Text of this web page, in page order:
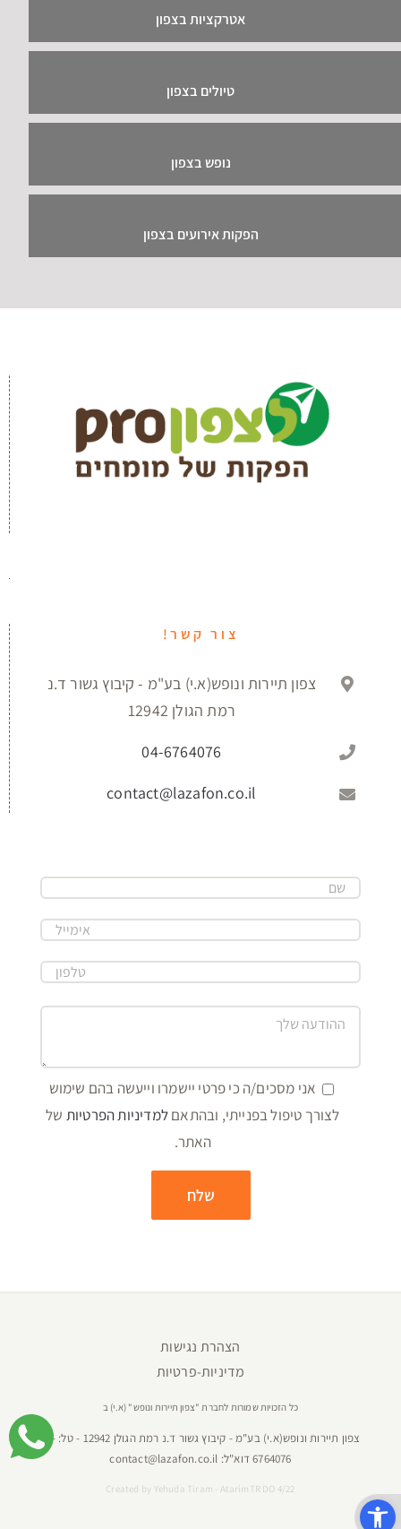
אטרקציות בצפון
טיולים בצפון
נופש בצפון
הפקות אירועים בצפון
צור קשר!
צפון תיירות ונופש(א.י) בע"מ - קיבוץ גשור ד.נ
רמת הגולן 12942
04-6764076
contact@lazafon.co.il
אני מסכים/ה כי פרטי יישמרו וייעשה בהם שימוש
לצורך טיפול בפנייתי, ובהתאםלמדיניות הפרטיות של
האתר.
הצהרת נגישות
מדיניות-פרטיות
כל הזכויות שמורות לחברת "צפון תיירות ונופש" (א.י) ב
צפון תיירות ונופש(א.י) בע"מ - קיבוץ גשור ד.נ רמת הגולן 12942 - טל:
04-
6764076דוא"ל: contact@lazafon.co.il
Created by Yehuda Tiram - AtarimTR DO 4/22
פתח סרגל נגישות